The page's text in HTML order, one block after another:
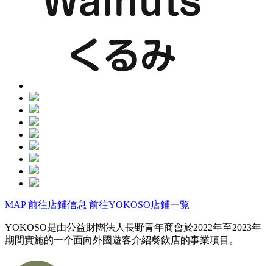
MAP 前往店鋪信息 前往YOKOSO店鋪一覧
YOKOSO是由公益財團法人長野青年商會於2022年至2023年
期間實施的一个面向外國遊客介紹餐飲店的事業項目。